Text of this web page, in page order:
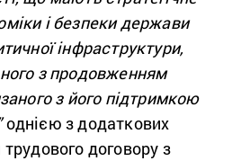
і безпеки держави
інфраструктури,
з продовженням
з його підтримкою
однією з додаткових
трудового договору з